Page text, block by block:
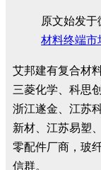
原文始发于
材料终端市
艾邦建有复合材
三菱化学、科思
浙江遂金、江苏
新材、江苏易塑
零配件厂商，玻
信群。